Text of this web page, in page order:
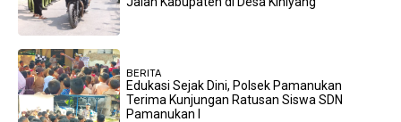
BERITA
Edukasi Sejak Dini, Polsek Pamanukan
Terima Kunjungan Ratusan Siswa SDN
Pamanukan I